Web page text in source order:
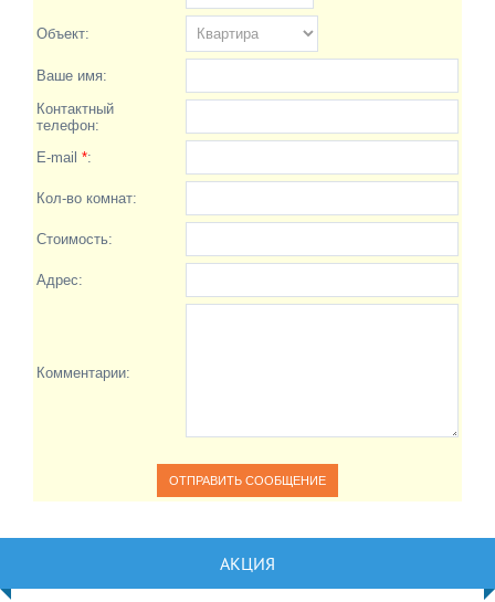
Объект:
Ваше имя:
Контактный
телефон:
E-mail *:
Кол-во комнат:
Стоимость:
Адрес:
Комментарии:
АКЦИЯ